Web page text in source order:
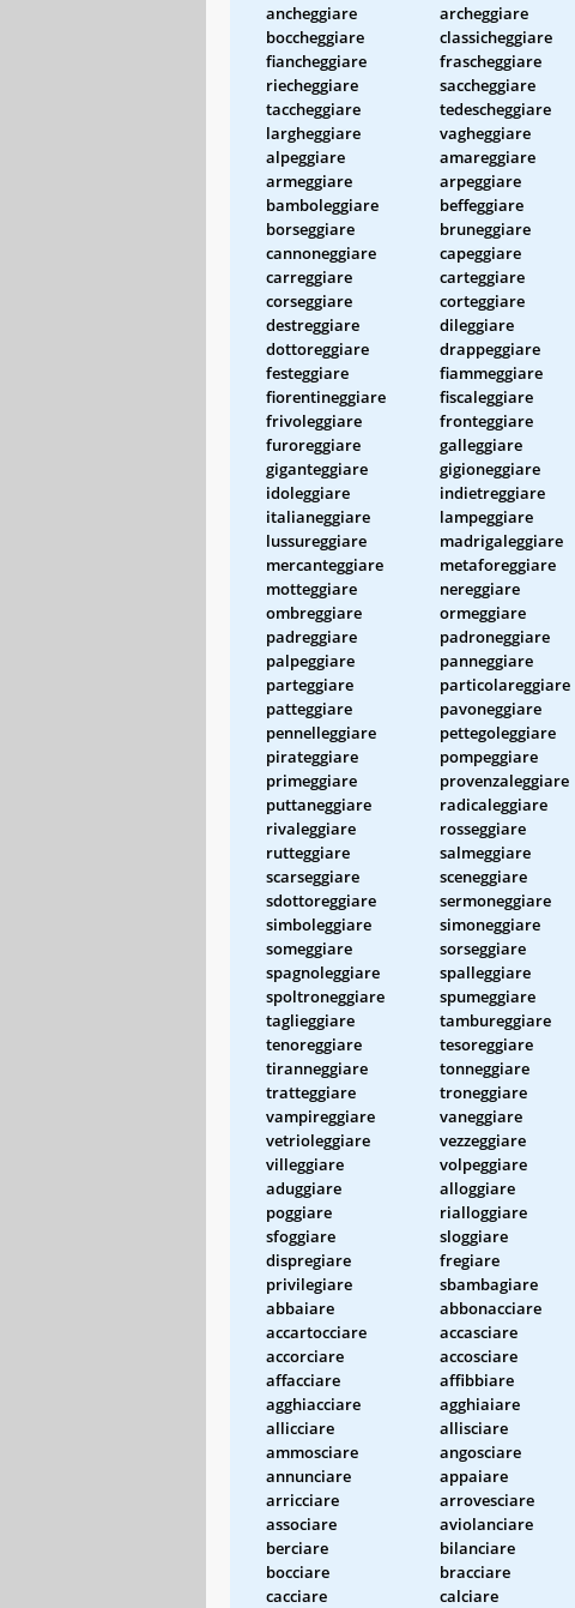
ancheggiare archeggiare
boccheggiare
classicheggiare
fiancheggiare
frascheggiare
riecheggiare
saccheggiare
taccheggiare
tedescheggiare
largheggiare
vagheggiare
alpeggiare
amareggiare
armeggiare
arpeggiare
bamboleggiare
beffeggiare
borseggiare
bruneggiare
cannoneggiare
capeggiare
carreggiare
carteggiare
corseggiare
corteggiare
destreggiare
dileggiare
dottoreggiare
drappeggiare
festeggiare
fiammeggiare
fiorentineggiare
fiscaleggiare
frivoleggiare
fronteggiare
furoreggiare
galleggiare
giganteggiare
gigioneggiare
idoleggiare
indietreggiare
italianeggiare
lampeggiare
lussureggiare
madrigaleggiare
mercanteggiare
metaforeggiare
motteggiare
nereggiare
ombreggiare
ormeggiare
padreggiare
padroneggiare
palpeggiare
panneggiare
parteggiare
particolareggiare
patteggiare
pavoneggiare
pennelleggiare
pettegoleggiare
pirateggiare
pompeggiare
primeggiare
provenzaleggiare
puttaneggiare
radicaleggiare
rivaleggiare
rosseggiare
rutteggiare
salmeggiare
scarseggiare
sceneggiare
sdottoreggiare
sermoneggiare
simboleggiare
simoneggiare
someggiare
sorseggiare
spagnoleggiare
spalleggiare
spoltroneggiare
spumeggiare
taglieggiare
tambureggiare
tenoreggiare
tesoreggiare
tiranneggiare
tonneggiare
tratteggiare
troneggiare
vampireggiare
vaneggiare
vetrioleggiare
vezzeggiare
villeggiare
volpeggiare
aduggiare
alloggiare
poggiare
rialloggiare
sfoggiare
sloggiare
dispregiare
fregiare
privilegiare
sbambagiare
abbaiare
abbonacciare
accartocciare
accasciare
accorciare
accosciare
affacciare
affibbiare
agghiacciare
agghiaiare
allicciare
allisciare
ammosciare
angosciare
annunciare
appaiare
arricciare
arrovesciare
associare
aviolanciare
berciare
bilanciare
bocciare
bracciare
cacciare
calciare